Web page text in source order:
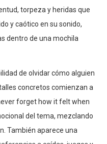
torpeza y heridas que
y caótico en su sonido,
dentro de una mochila
de olvidar cómo alguien
concretos comienzan a
forget how it felt when
del tema, mezclando
También aparece una